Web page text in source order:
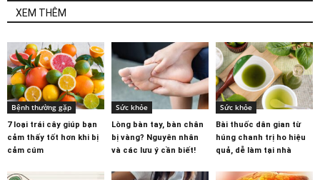
XEM THÊM
Bệnh thường gặp
7 loại trái cây giúp bạn
cảm thấy tốt hơn khi bị
cảm cúm
Sức khỏe
Lòng bàn tay, bàn chân
bị vàng? Nguyên nhân
và các lưu ý cần biết!
Sức khỏe
Bài thuốc dân gian từ
húng chanh trị ho hiệu
quả, dễ làm tại nhà